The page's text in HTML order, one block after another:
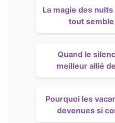
La magie des
tout
Quand le
meilleur allié
Pourquoi les
devenues si